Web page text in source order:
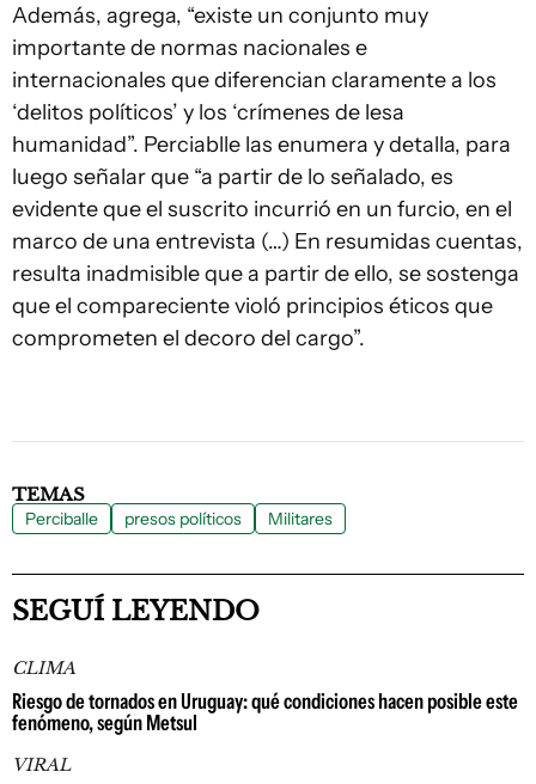
Además, agrega, “existe un conjunto muy
importante de normas nacionales e
internacionales que diferencian claramente a los
‘delitos políticos’ y los ‘crímenes de lesa
humanidad”. Perciablle las enumera y detalla, para
luego señalar que “a partir de lo señalado, es
evidente que el suscrito incurrió en un furcio, en el
marco de una entrevista (…) En resumidas cuentas,
resulta inadmisible que a partir de ello, se sostenga
que el compareciente violó principios éticos que
comprometen el decoro del cargo”.
TEMAS
Perciballe presos políticos Militares
SEGUÍ LEYENDO
CLIMA
Riesgo de tornados en Uruguay: qué condiciones hacen posible este
fenómeno, según Metsul
VIRAL